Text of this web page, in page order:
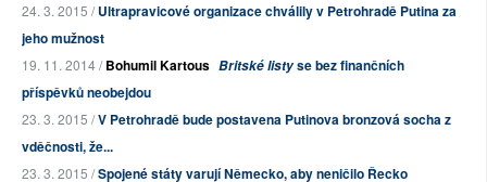
24. 3. 2015 /Ultrapravicové organizace chválily v Petrohradě Putina za
jeho mužnost
19. 11. 2014 /Bohumil Kartous Britské listyse bez finančních
příspěvků neobejdou
23. 3. 2015 /V Petrohradě bude postavena Putinova bronzová socha z
vděčnosti, že...
23. 3. 2015 /Spojené státy varují Německo, aby neničilo Řecko